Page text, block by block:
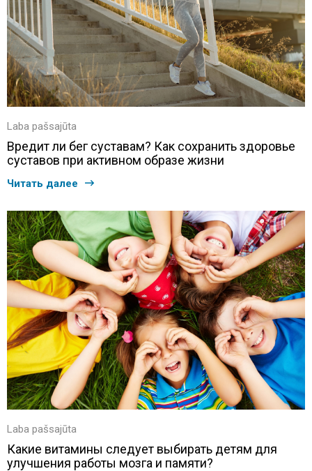
Laba pašsajūta
Вредит ли бег суставам? Как сохранить здоровье
суставов при активном образе жизни
Читать далее
Laba pašsajūta
Какие витамины следует выбирать детям для
улучшения работы мозга и памяти?